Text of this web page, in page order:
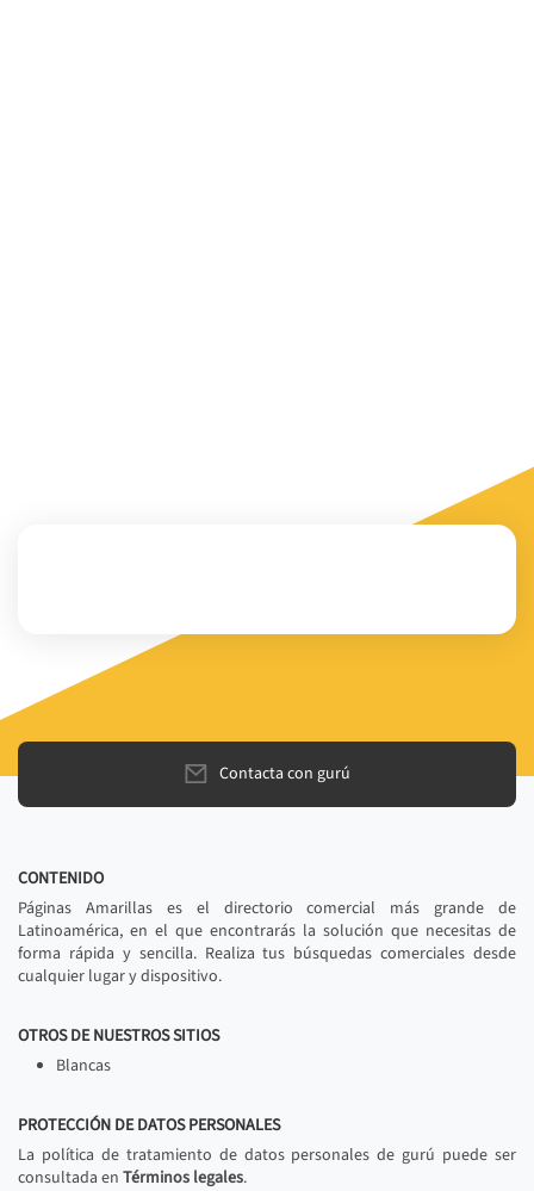
Contacta con gurú
CONTENIDO
Páginas Amarillas es el directorio comercial más grande de
Latinoamérica, en el que encontrarás la solución que necesitas de
forma rápida y sencilla. Realiza tus búsquedas comerciales desde
cualquier lugar y dispositivo.
OTROS DE NUESTROS SITIOS
Blancas
PROTECCIÓN DE DATOS PERSONALES
La política de tratamiento de datos personales de gurú puede ser
consultada en Términos legales.